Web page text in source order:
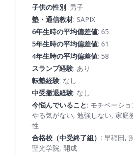
子供の性別: 男子
塾・通信教材: SAPIX
6年生時の平均偏差値: 65
5年生時の平均偏差値: 61
4年生時の平均偏差値: 58
スランプ経験: あり
転塾経験: なし
中受撤退経験: なし
今悩んでいること: モチベーシ
やる気がない, 勉強しない, 家庭
性
合格校（中受終了組） : 早稲田,
聖光学院, 開成